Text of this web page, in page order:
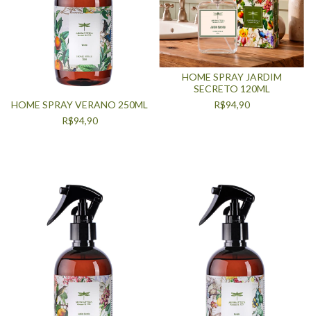
HOME SPRAY VERANO 250ML
R$94,90
HOME SPRAY JARDIM
SECRETO 120ML
R$94,90